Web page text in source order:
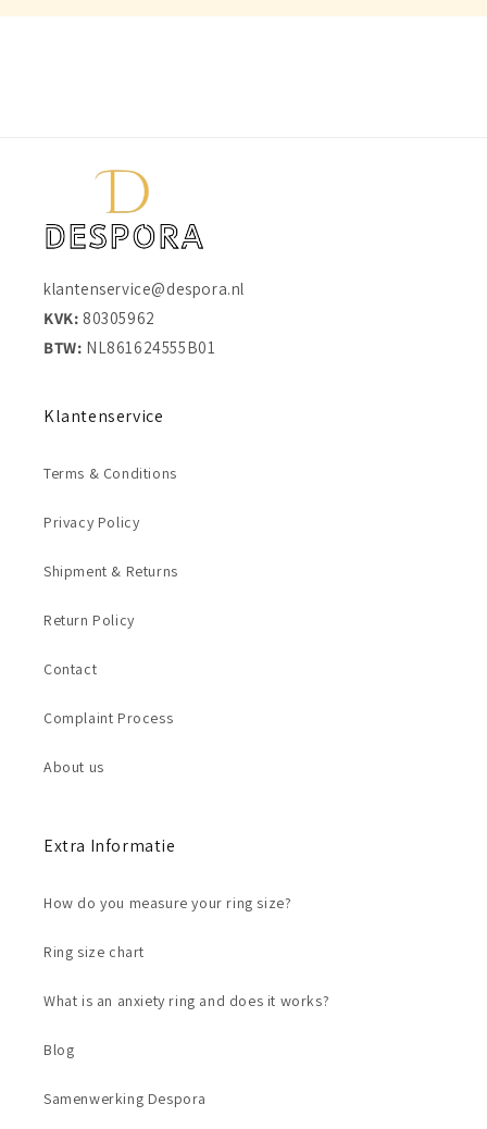
klantenservice@despora.nl
KVK: 80305962
BTW: NL861624555B01
Klantenservice
Terms & Conditions
Privacy Policy
Shipment & Returns
Return Policy
Contact
Complaint Process
About us
Extra Informatie
How do you measure your ring size?
Ring size chart
What is an anxiety ring and does it works?
Blog
Samenwerking Despora